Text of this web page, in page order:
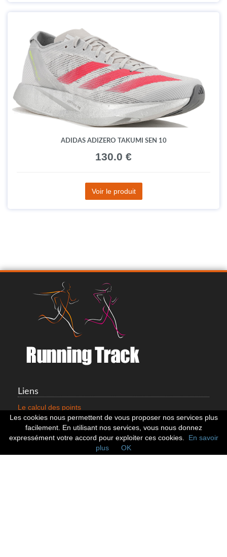
ADIDAS ADIZERO TAKUMI SEN 10
130.0 €
Voir le produit
Liens
Le calcul des points
Mentions légales
Nous contacter
Cookies
Statistiques
Les cookies nous permettent de vous proposer nos services plus
facilement. En utilisant nos services, vous nous donnez
expressément votre accord pour exploiter ces cookies.
En savoir
plus
OK